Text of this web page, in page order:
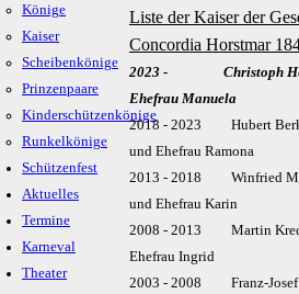
Könige
Kaiser
Scheibenkönige
Prinzenpaare
Kinderschützenkönige
Runkelkönige
Schützenfest
Aktuelles
Termine
Karneval
Theater
Liste der Kaiser der
Concordia Horstmar
2023 - Christoph
Ehefrau Manuela
2018 - 2023 Hubert
und Ehefrau Ramona
2013 - 2018 Winfried
und Ehefrau Karin
2008 - 2013 Martin
Ehefrau Ingrid
2003 - 2008 Franz-Josef